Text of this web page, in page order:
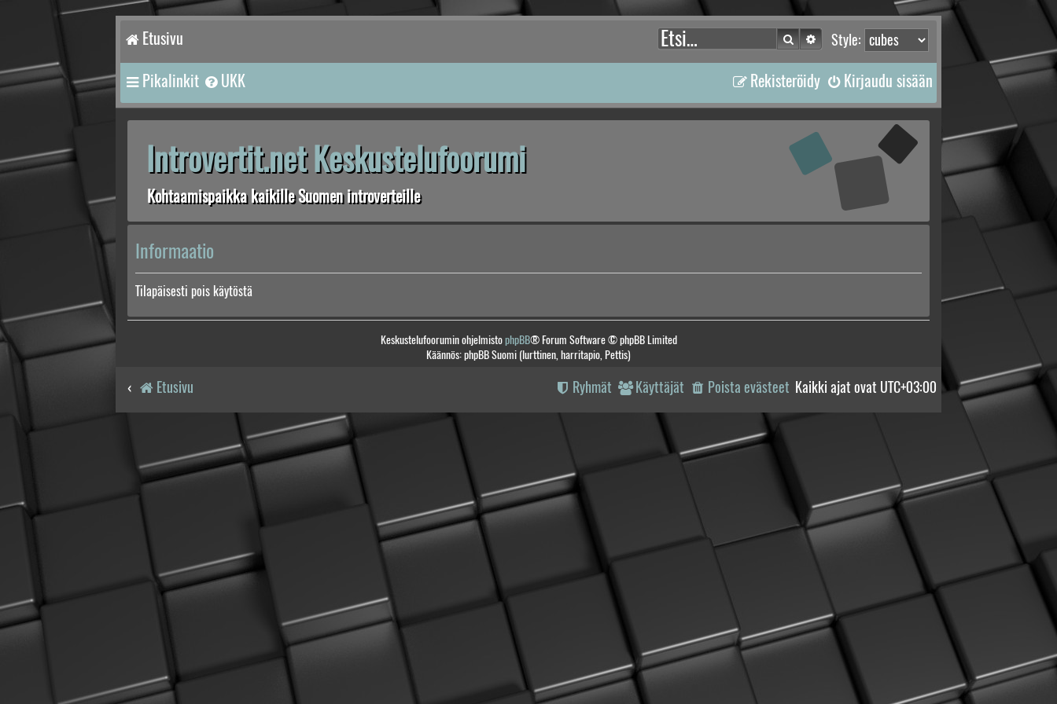
Etusivu Style:
Etsi Tarkennettu haku
Pikalinkit UKK Kirjaudu sisään
Rekisteröidy
Introvertit.net Keskustelufoorumi
Kohtaamispaikka kaikille Suomen introverteille
Informaatio
Tilapäisesti pois käytöstä
Keskustelufoorumin ohjelmistophpBB® Forum Software © phpBB Limited
Käännös: phpBB Suomi (lurttinen, harritapio, Pettis)
Etusivu Kaikki ajat ovat UTC+03:00
Poista evästeet
Käyttäjät
Ryhmät